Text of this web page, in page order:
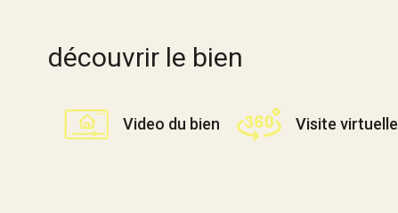
découvrir le bien
Video du bien Visite virtuelle